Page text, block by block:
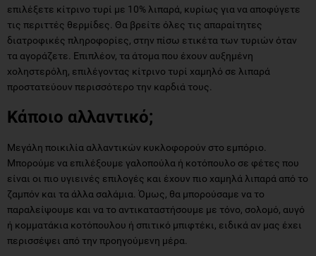
επιλέξετε κίτρινο τυρί με 10% λιπαρά, κυρίως για να αποφύγετε
τις περιττές θερμίδες. Θα βρείτε όλες τις απαραίτητες
διατροφικές πληροφορίες, στην πίσω ετικέτα των τυριών όταν
τα αγοράζετε. Επιπλέον, τα άτομα που έχουν αυξημένη
χοληστερόλη, επιλέγοντας κίτρινο τυρί χαμηλό σε λιπαρά
προστατεύουν περισσότερο την καρδιά τους.
Κάποιο αλλαντικό;
Μεγάλη ποικιλία αλλαντικών κυκλοφορούν στο εμπόριο.
Μπορούμε να επιλέξουμε γαλοπούλα ή κοτόπουλο σε φέτες που
είναι οι πιο υγιεινές επιλογές και έχουν πιο χαμηλά λιπαρά από το
ζαμπόν και τα άλλα σαλάμια. Όμως, θα μπορούσαμε να το
παραλείψουμε και να το αντικαταστήσουμε με τόνο, σολομό, αυγό
ή κομματάκια κοτόπουλου ή σπιτικό μπιφτέκι, ειδικά αν μας έχει
περισσέψει από την προηγούμενη μέρα.